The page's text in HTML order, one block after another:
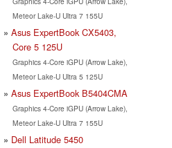
Meteor Lake-U Ultra 7 155U
Asus ExpertBook CX5403,
Core 5 125U
Graphics 4-Core iGPU (Arrow Lake),
Meteor Lake-U Ultra 5 125U
Asus ExpertBook B5404CMA
Graphics 4-Core iGPU (Arrow Lake),
Meteor Lake-U Ultra 7 155U
Dell Latitude 5450